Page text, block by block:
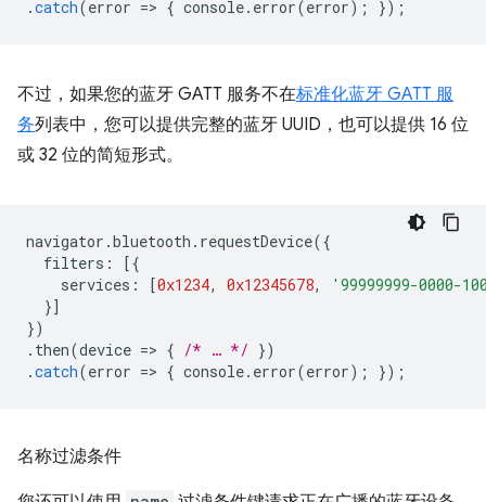
.catch(error => { console. error(error); });
不过，如果您的蓝牙 GATT 服务不在标准化蓝牙 GATT 服
务列表中，您可以提供完整的蓝牙 UUID，也可以提供 16 位
或 32 位的简短形式。
navigator .bluetooth . requestDevice({
filters :
[{
services : [0x1234, 0x12345678,
'99999999-0000-
}]
})
. then(device => { /* … */ })
.catch(error => { console. error(error); });
名称过滤条件